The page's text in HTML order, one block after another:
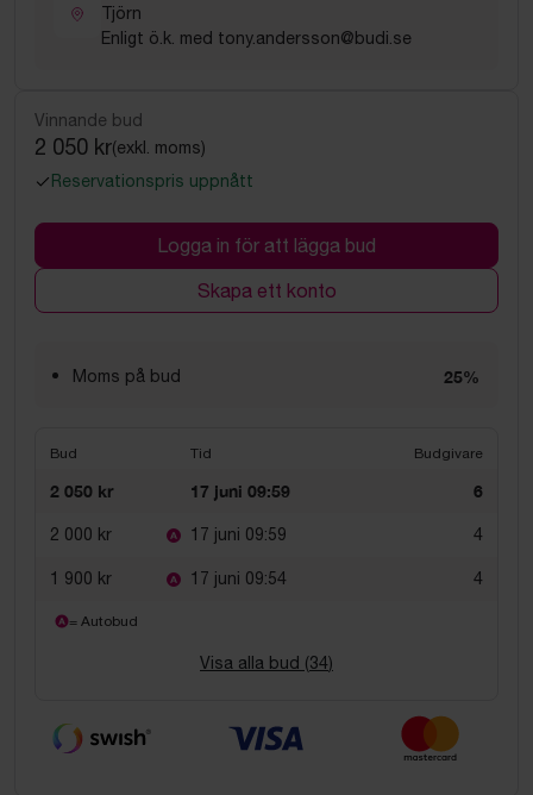
Tjörn
Enligt ö.k. med tony.andersson@budi.se
Vinnande bud
2 050 kr(exkl. moms)
Reservationspris uppnått
Logga in för att lägga bud
Skapa ett konto
Moms på bud 25%
Bud Tid Budgivare
2 050 kr 17 juni 09:59 6
2 000 kr 17 juni 09:59 4
1 900 kr 17 juni 09:54 4
= Autobud
Visa alla bud (34)